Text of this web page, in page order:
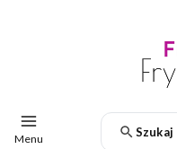
Menu Szukaj